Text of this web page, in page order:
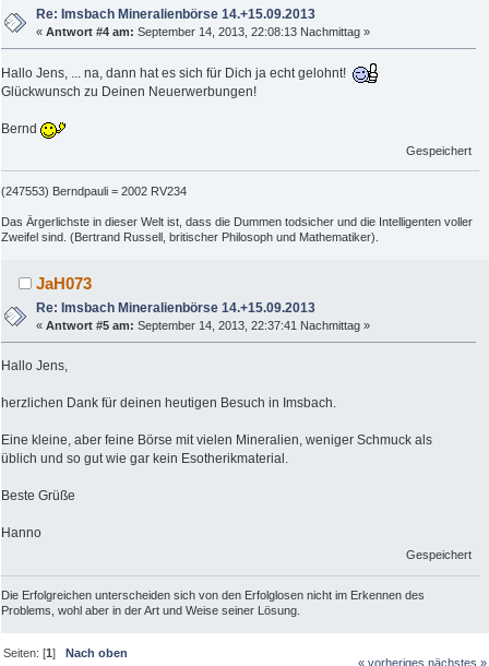
Re: Imsbach Mineralienbörse 14.+15.09.2013
«Antwort #4 am: September 14, 2013, 22:08:13 Nachmittag »
Hallo Jens, ... na, dann hat es sich für Dich ja echt gelohnt!
Glückwunsch zu Deinen Neuerwerbungen!
Bernd
Gespeichert
(247553) Berndpauli = 2002 RV234
Das Ärgerlichste in dieser Welt ist, dass die Dummen todsicher und die Intelligenten voller
Zweifel sind. (Bertrand Russell, britischer Philosoph und Mathematiker).
JaH073
Re: Imsbach Mineralienbörse 14.+15.09.2013
«Antwort #5 am: September 14, 2013, 22:37:41 Nachmittag »
Hallo Jens,
herzlichen Dank für deinen heutigen Besuch in Imsbach.
Eine kleine, aber feine Börse mit vielen Mineralien, weniger Schmuck als
üblich und so gut wie gar kein Esotherikmaterial.
Beste Grüße
Hanno
Gespeichert
Die Erfolgreichen unterscheiden sich von den Erfolglosen nicht im Erkennen des
Problems, wohl aber in der Art und Weise seiner Lösung.
Seiten: [1] Nach oben
« vorheriges nächstes »